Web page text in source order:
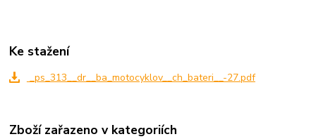
Ke stažení
_ps_313__dr__ba_motocyklov__ch_bateri__-27.pdf
Zboží zařazeno v kategoriích